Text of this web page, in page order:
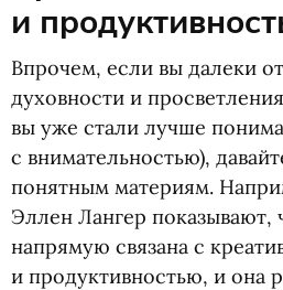
и
Впрочем, если вы далеки
духовности и просветления
вы уже стали лучше
с внимательностью),
понятным материям.
Эллен Лангер показывают,
напрямую связана с
и продуктивностью, и она